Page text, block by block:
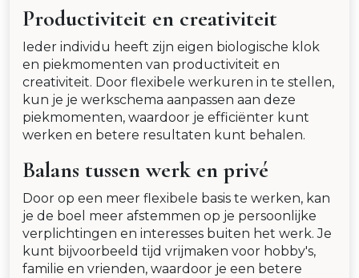
Productiviteit en creativiteit
Ieder individu heeft zijn eigen biologische klok
en piekmomenten van productiviteit en
creativiteit. Door flexibele werkuren in te stellen,
kun je je werkschema aanpassen aan deze
piekmomenten, waardoor je efficiënter kunt
werken en betere resultaten kunt behalen.
Balans tussen werk en privé
Door op een meer flexibele basis te werken, kan
je de boel meer afstemmen op je persoonlijke
verplichtingen en interesses buiten het werk. Je
kunt bijvoorbeeld tijd vrijmaken voor hobby's,
familie en vrienden, waardoor je een betere